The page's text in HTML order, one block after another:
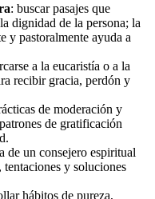
: buscar pasajes que
dignidad de la persona; la
y pastoralmente ayuda a
a la eucaristía o a la
recibir gracia, perdón y
de moderación y
de gratificación
de un consejero espiritual
tentaciones y soluciones
hábitos de pureza,